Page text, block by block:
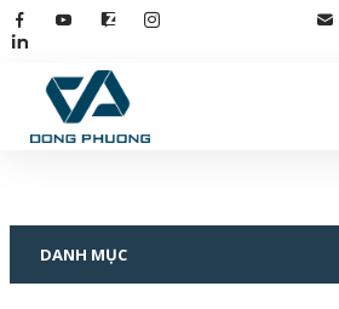
DANH MỤC